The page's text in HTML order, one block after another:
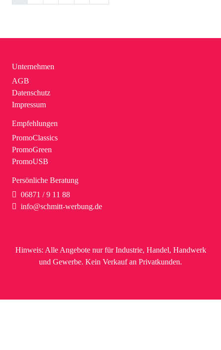
Unternehmen
AGB
Datenschutz
Impressum
Empfehlungen
PromoClassics
PromoGreen
PromoUSB
Persönliche Beratung
06871 / 9 11 88
info@schmitt-werbung.de
Hinweis: Alle Angebote nur für Industrie, Handel, Handwerk
und Gewerbe. Kein Verkauf an Privatkunden.